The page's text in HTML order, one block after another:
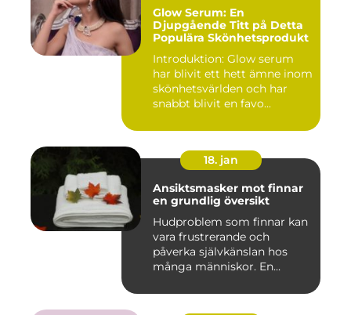
Glow Serum: En
Djupgående Titt på Detta
Populära Skönhetsprodukt
Introduktion: Glow serum
har blivit ett hett ämne inom
skönhetsvärlden och har
snabbt blivit en favo...
18. jan
Ansiktsmasker mot finnar
en grundlig översikt
Hudproblem som finnar kan
vara frustrerande och
påverka självkänslan hos
många människor. En